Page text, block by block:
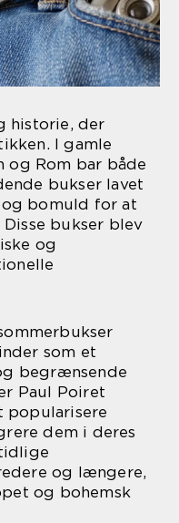
historie, der
I gamle
og Rom bar både
bukser lavet
bomuld for at
bukser blev
og
som et
begrænsende
Paul Poiret
popularisere
dem i deres
og længere,
og bohemsk